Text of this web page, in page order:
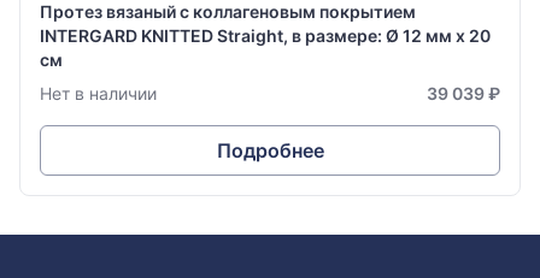
Протез вязаный с коллагеновым покрытием
INTERGARD KNITTED Straight, в размере: Ø 12 мм х 20
см
Нет в наличии
39 039 ₽
Подробнее